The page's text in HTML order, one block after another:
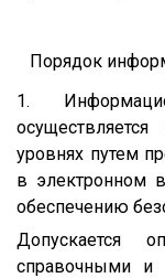
Порядок
1.
уровнях путем
в электронном
обеспечению
Допускается
справочными